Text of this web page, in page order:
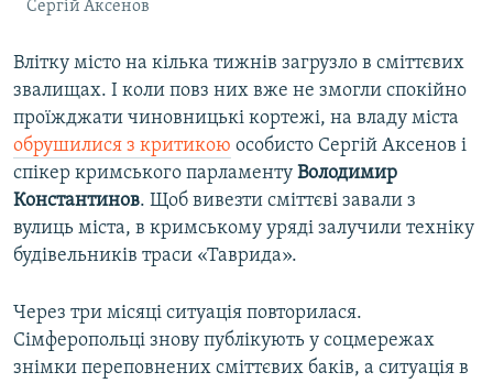
Сергій Аксенов
Влітку місто на кілька тижнів загрузло в сміттєвих
звалищах. І коли повз них вже не змогли спокійно
проїжджати чиновницькі кортежі, на владу міста
обрушилися з критикою особисто Сергій Аксенов і
спікер кримського парламенту Володимир
Константинов. Щоб вивезти сміттєві завали з
вулиць міста, в кримському уряді залучили техніку
будівельників траси «Таврида».
Через три місяці ситуація повторилася.
Сімферопольці знову публікують у соцмережах
знімки переповнених сміттєвих баків, а ситуація в